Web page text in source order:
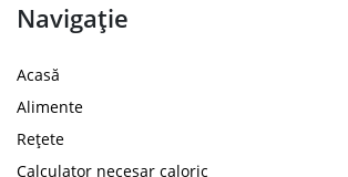
Navigație
Acasă
Alimente
Rețete
Calculator necesar caloric